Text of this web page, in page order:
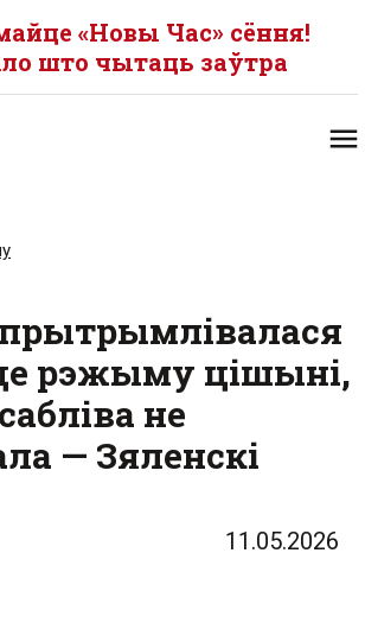
«Новы Час» сёння!
што чытаць заўтра
прытрымлівалася
рэжыму цішыні,
не
— Зяленскі
11.05.2026